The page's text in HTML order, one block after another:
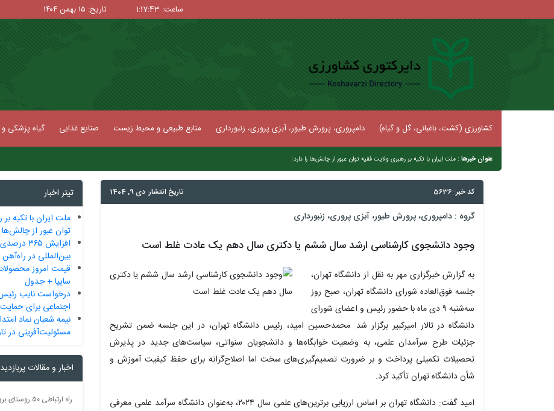
ساعت: 1:17:44 تاریخ: ۱۵ بهمن ۱۴۰۴
کشاورزی (کشت، باغبانی، گل و گیاه) دامپروری، پرورش طیور، آبزی پروری، زنبورداری منابع طبیعی و محیط زیست صنایع غذایی گیاه پزشکی
عنوان خبرها : افزایش ۳۶ |
کد خبر: 5636 تاریخ انتشار: دی 9, 1404
گروه : دامپروری، پرورش طیور، آبزی پروری، زنبورداری
وجود دانشجوی کارشناسی ارشد سال ششم یا دکتری سال دهم یک عادت غلط است
به گزارش خبرگزاری مهر به نقل از دانشگاه تهران،
جلسه فوق‌العاده شورای دانشگاه تهران، صبح روز
سه‌شنبه ۹ دی ماه با حضور رئیس و اعضای شورای
دانشگاه در تالار امیرکبیر برگزار شد. محمدحسین امید، رئیس دانشگاه تهران، در این جلسه ضمن تشریح
جزئیات طرح سرآمدان علمی، به وضعیت خوابگاه‌ها و دانشجویان سنواتی، سیاست‌های جدید در پذیرش
تحصیلات تکمیلی پرداخت و بر ضرورت تصمیم‌گیری‌های سخت اما اصلاح‌گرانه برای حفظ کیفیت آموزش و
شأن دانشگاه تهران تأکید کرد.
امید گفت: دانشگاه تهران بر اساس ارزیابی برترین‌های علمی سال ۲۰۲۴، به‌عنوان دانشگاه سرآمد علمی معرفی
تیتر اخبار
ملت ایران با تکیه
توان عبور از چالش‌ها
افزایش
بین‌المللی در
قیمت امروز
سایپا + جدول
درخواست نایب
اجتماعی برای حمایت
نیمه شعبان نماد
مسئولیت‌آفرینی در
اخبار و مقالات پربازدید